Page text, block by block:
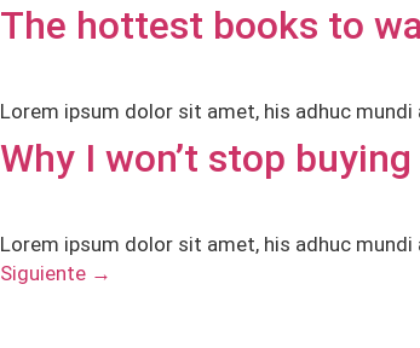
The hottest books to
Lorem ipsum dolor sit amet, his adhuc
Why I won’t stop
Lorem ipsum dolor sit amet, his adhuc
Siguiente →